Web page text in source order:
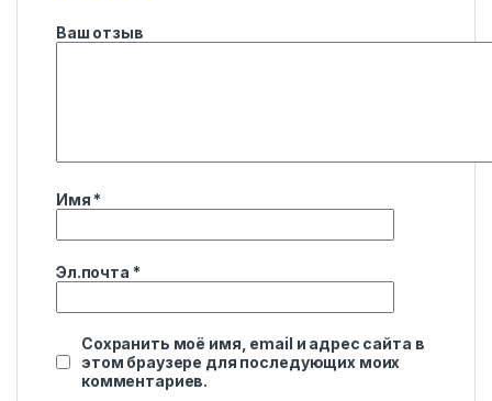
Ваш отзыв
Имя *
Эл.почта *
Сохранить моё имя, email и адрес сайта в
этом браузере для последующих моих
комментариев.